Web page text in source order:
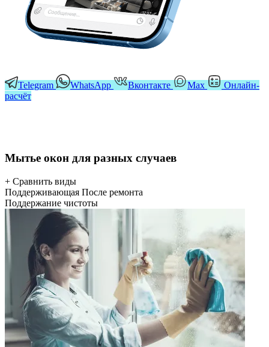
Telegram WhatsApp Вконтакте Мах
Онлайн-
расчёт
Мытье окон для разных случаев
+ Сравнить виды
Поддерживающая После ремонта
Поддержание чистоты